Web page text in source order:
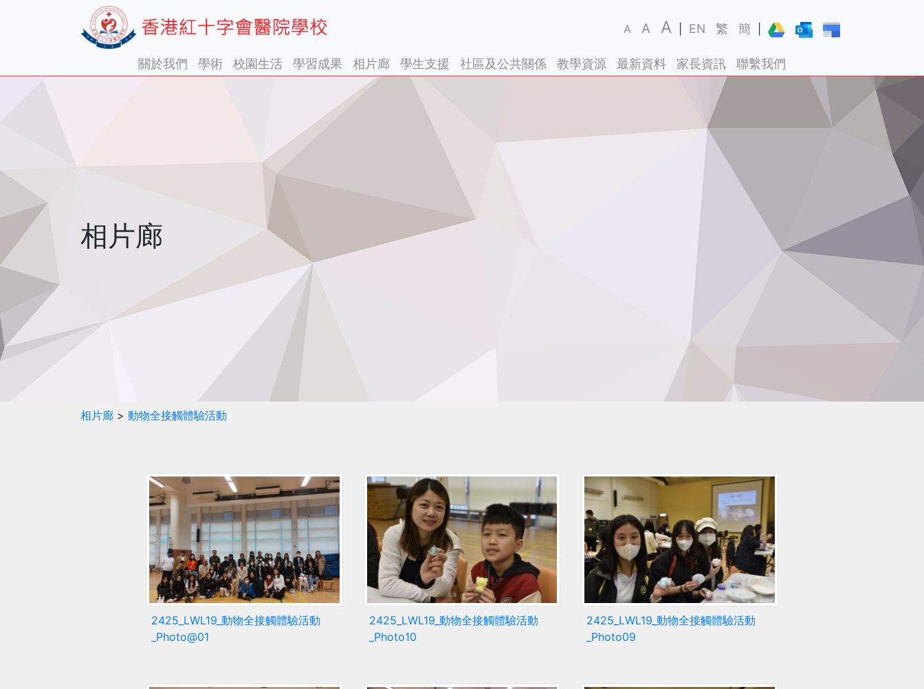
A A A EN 繁 簡
關於我們 學術 校園生活 學習成果 相片廊 學生支援 社區及公共關係 教學資源 最新資料 家長資訊 聯繫我們
相片廊
相片廊 > 動物全接觸體驗活動
2425_LWL19_動物全接觸體驗活動
_Photo@01
2425_LWL19_動物全接觸體驗活動
_Photo10
2425_LWL19_動物全接觸體驗活動
_Photo09